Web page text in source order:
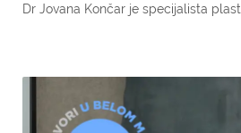
Dr Jovana Končar je specijalista